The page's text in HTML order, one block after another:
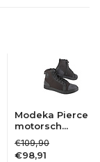
Modeka Pierce
motorsch...
€109,90
€98,91